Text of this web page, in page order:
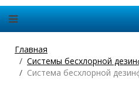
Главная
Системы бесхлорной
Система бесхлорной